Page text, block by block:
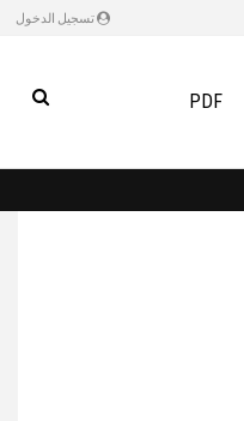
تسجيل الدخول
PDF